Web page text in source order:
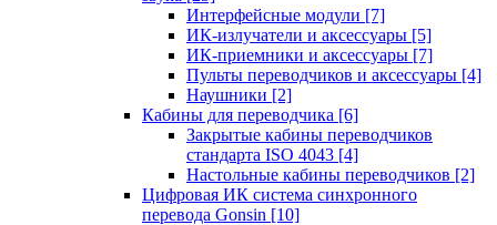
Интерфейсные модули [7]
ИК-излучатели и аксессуары [5]
ИК-приемники и аксессуары [7]
Пульты переводчиков и аксессуары [4]
Наушники [2]
Кабины для переводчика [6]
Закрытые кабины переводчиков
стандарта ISO 4043 [4]
Настольные кабины переводчиков [2]
Цифровая ИК система синхронного
перевода Gonsin [10]